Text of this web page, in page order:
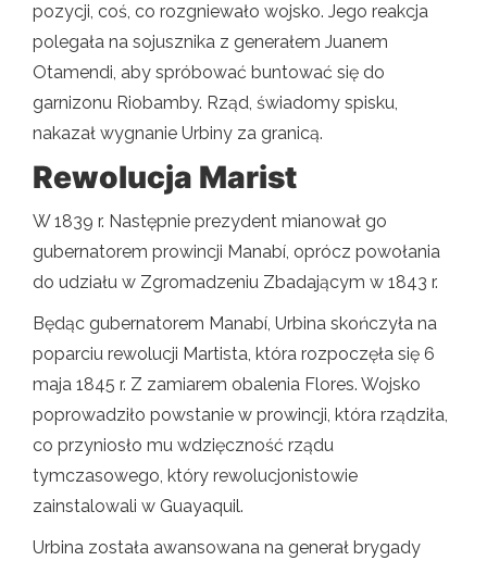
pozycji, coś, co rozgniewało wojsko. Jego reakcja
polegała na sojusznika z generałem Juanem
Otamendi, aby spróbować buntować się do
garnizonu Riobamby. Rząd, świadomy spisku,
nakazał wygnanie Urbiny za granicą.
Rewolucja Marist
W 1839 r. Następnie prezydent mianował go
gubernatorem prowincji Manabí, oprócz powołania
do udziału w Zgromadzeniu Zbadającym w 1843 r.
Będąc gubernatorem Manabí, Urbina skończyła na
poparciu rewolucji Martista, która rozpoczęła się 6
maja 1845 r. Z zamiarem obalenia Flores. Wojsko
poprowadziło powstanie w prowincji, która rządziła,
co przyniosło mu wdzięczność rządu
tymczasowego, który rewolucjonistowie
zainstalowali w Guayaquil.
Urbina została awansowana na generał brygady